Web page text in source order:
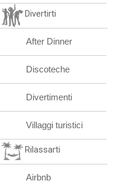
Divertirti
After Dinner
Discoteche
Divertimenti
Villaggi turistici
Rilassarti
Airbnb